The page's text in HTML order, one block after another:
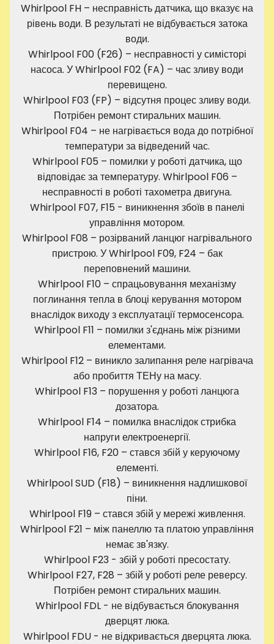
Whirlpool FH – несправність датчика, що вказує на
рівень води. В результаті не відбувається затока
води.
Whirlpool F00 (F26) – несправності у симісторі
насоса. У Whirlpool F02 (FA) – час зливу води
перевищено.
Whirlpool F03 (FP) – відсутня процес зливу води.
Потрібен ремонт стиральних машин.
Whirlpool F04 – не нагрівається вода до потрібної
температури за відведений час.
Whirlpool F05 – помилки у роботі датчика, що
відповідає за температуру. Whirlpool F06 –
несправності в роботі тахометра двигуна.
Whirlpool F07, F15 - виникнення збоїв в панелі
управління мотором.
Whirlpool F08 – розірваний ланцюг нагрівального
пристрою. У Whirlpool F09, F24 – бак
переповнений машини.
Whirlpool F10 – спрацьовування механізму
поглинання тепла в блоці керування мотором
внаслідок виходу з експлуатації термосенсора.
Whirlpool F11 – помилки з'єднань між різними
елементами.
Whirlpool F12 – виникло залипання реле нагрівача
або пробиття ТЕНу на масу.
Whirlpool F13 – порушення у роботі ланцюга
дозатора.
Whirlpool F14 – помилка внаслідок стрибка
напруги електроенергії.
Whirlpool F16, F20 – стався збій у керуючому
елементі.
Whirlpool SUD (F18) – виникнення надлишкової
піни.
Whirlpool F19 – стався збій у мережі живлення.
Whirlpool F21 – між панеллю та платою управління
немає зв'язку.
Whirlpool F23 - збій у роботі пресостату.
Whirlpool F27, F28 – збій у роботі реле реверсу.
Потрібен ремонт стиральних машин.
Whirlpool FDL - не відбувається блокування
дверцят люка.
Whirlpool FDU - не відкривається дверцята люка.